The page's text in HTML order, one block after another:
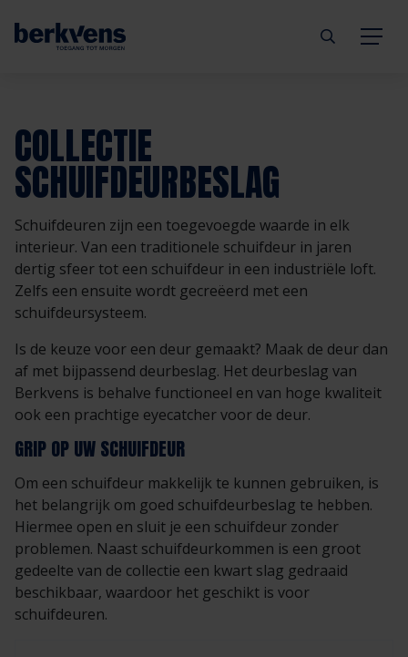
Deuren
Kozijnen
Hang- & sluitwerk
Diensten
Technische documentatie
Veelgestelde vragen
Eengezinswoning
Meergezinswoning
Utiliteitsgebouw
Prefab woning
Aannemer
Architect
Projectontwikkelaar
Handelspartner
Inbraakwerend
Brandwerend
Geluidwerend
Rookwerend
Duurzaamheid
Brochures
Veelgestelde vragen
mijndeur.nl
Webshop
Inspiratie
Verkooppunten
Veelgestelde vragen
Blog
Organisatie
Duurzaamheid
GND Garantiedeuren
Werken bij Berkvens
COLLECTIE
SCHUIFDEURBESLAG
Schuifdeuren zijn een toegevoegde waarde in elk
interieur. Van een traditionele schuifdeur in jaren
dertig sfeer tot een schuifdeur in een industriële loft.
Zelfs een ensuite wordt gecreëerd met een
schuifdeursysteem.
Is de keuze voor een deur gemaakt? Maak de deur dan
af met bijpassend deurbeslag. Het deurbeslag van
Berkvens is behalve functioneel en van hoge kwaliteit
ook een prachtige eyecatcher voor de deur.
GRIP OP UW SCHUIFDEUR
Om een schuifdeur makkelijk te kunnen gebruiken, is
het belangrijk om goed schuifdeurbeslag te hebben.
Hiermee open en sluit je een schuifdeur zonder
problemen. Naast schuifdeurkommen is een groot
gedeelte van de collectie een kwart slag gedraaid
beschikbaar, waardoor het geschikt is voor
schuifdeuren.